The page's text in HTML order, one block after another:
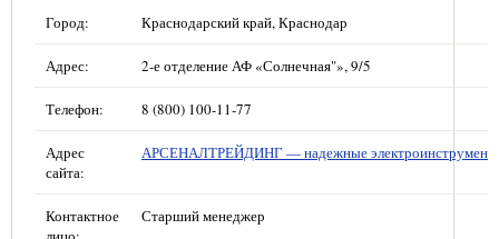
Город: Краснодарский край, Краснодар
Адрес: 2-е отделение АФ «Солнечная"», 9/5
Телефон: 8 (800) 100-11-77
Адрес
сайта:
АРСЕНАЛТРЕЙДИНГ — надежные
Контактное
Старший менеджер